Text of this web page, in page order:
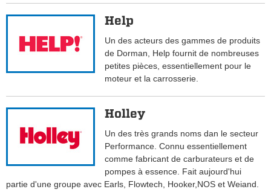
Help
Un des acteurs des gammes de produits
de Dorman, Help fournit de nombreuses
petites pièces, essentiellement pour le
moteur et la carrosserie.
Holley
Un des très grands noms dan le secteur
Performance. Connu essentiellement
comme fabricant de carburateurs et de
pompes à essence. Fait aujourd'hui
partie d'une groupe avec Earls, Flowtech, Hooker,NOS et Weiand.